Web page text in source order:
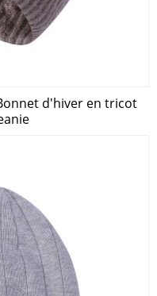
d'hiver en tricot